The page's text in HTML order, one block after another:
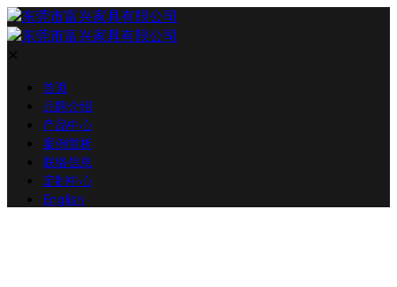
✕
首页
品牌介绍
产品中心
案例赏析
联络信息
定制中心
English